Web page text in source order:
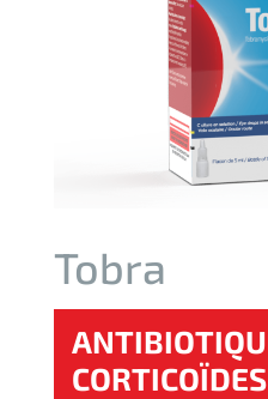
Tobra
CORTICOÏDES